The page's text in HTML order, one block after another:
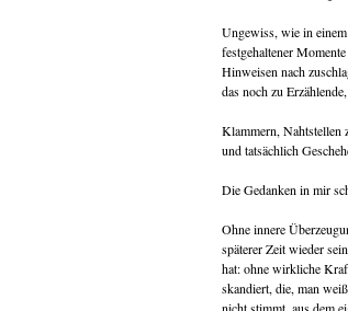
Ungewiss, wie in
festgehaltener
Hinweisen nach
das noch zu
Klammern, Nahtstellen
und tatsächlich
Die Gedanken in mir
Ohne innere
späterer Zeit wieder
hat: ohne wirkliche
skandiert, die, man